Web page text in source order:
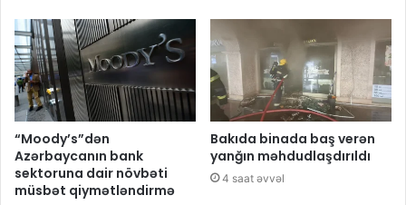
“Moody’s”dən
Azərbaycanın bank
sektoruna dair növbəti
müsbət qiymətləndirmə
Bakıda binada baş verən
yanğın məhdudlaşdırıldı
4 saat əvvəl